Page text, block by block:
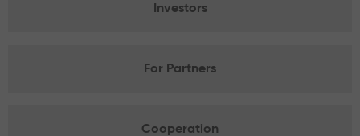
Investors
For Partners
Cooperation